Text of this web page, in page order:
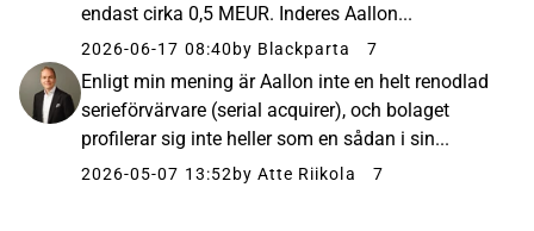
endast cirka 0,5 MEUR. Inderes Aallon...
2026-06-17 08:40by Blackparta 7
Enligt min mening är Aallon inte en helt renodlad
serieförvärvare (serial acquirer), och bolaget
profilerar sig inte heller som en sådan i sin...
2026-05-07 13:52 by Atte Riikola 7